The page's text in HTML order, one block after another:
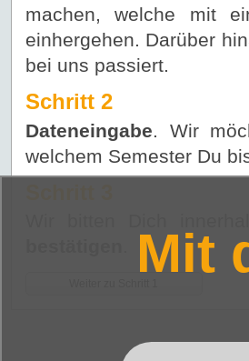
Mit
machen, welche mit
einhergehen. Darüber
bei uns passiert.
Schritt 2
Dateneingabe . Wir
welchem Semester Du